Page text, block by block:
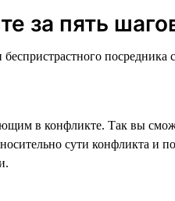
за пять
в конфликте. Так вы
сути конфликта и